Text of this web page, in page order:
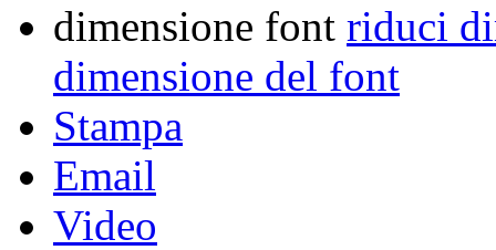
dimensione font riduci
dimensione del font
Stampa
Email
Video